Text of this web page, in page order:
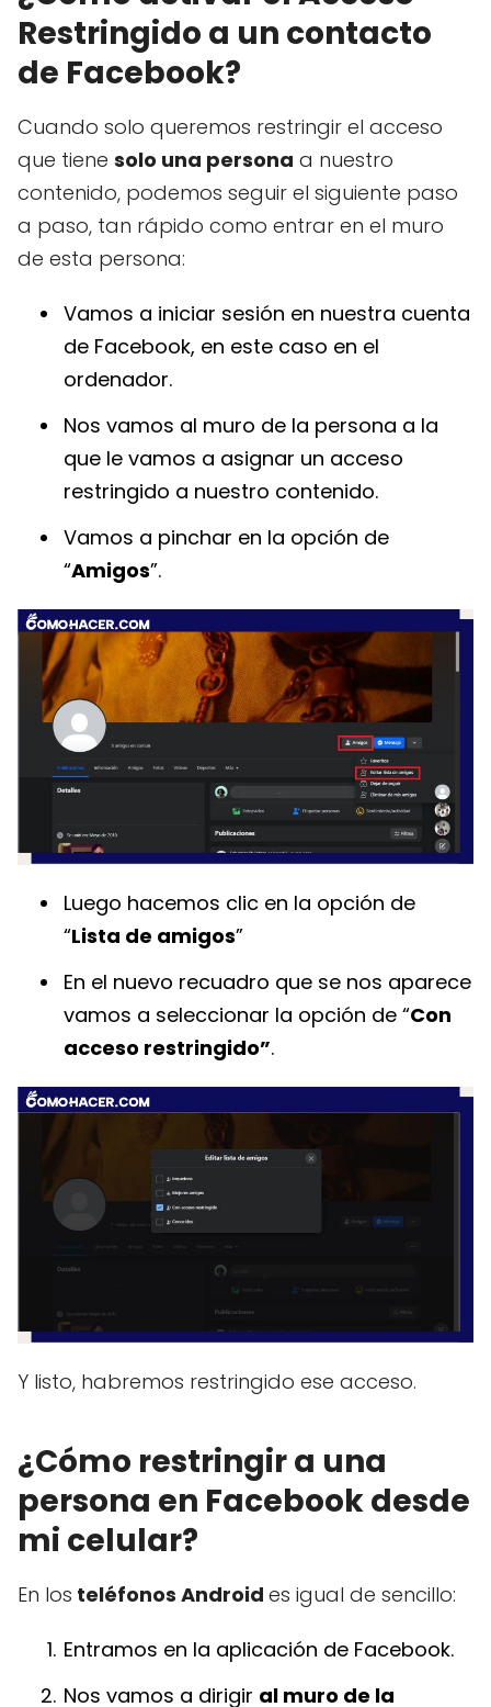
Restringido a un contacto
de Facebook?
Cuando solo queremos restringir el acceso
que tiene solo una persona a nuestro
contenido, podemos seguir el siguiente paso
a paso, tan rápido como entrar en el muro
de esta persona:
Vamos a iniciar sesión en nuestra cuenta
de Facebook, en este caso en el
ordenador.
Nos vamos al muro de la persona a la
que le vamos a asignar un acceso
restringido a nuestro contenido.
Vamos a pinchar en la opción de
“Amigos”.
Luego hacemos clic en la opción de
“Lista de amigos”
En el nuevo recuadro que se nos aparece
vamos a seleccionar la opción de “Con
acceso restringido”.
Y listo, habremos restringido ese acceso.
¿Cómo restringir a una
persona en Facebook desde
mi celular?
En los teléfonos Android es igual de sencillo:
Entramos en la aplicación de Facebook.
Nos vamos a dirigir al muro de la